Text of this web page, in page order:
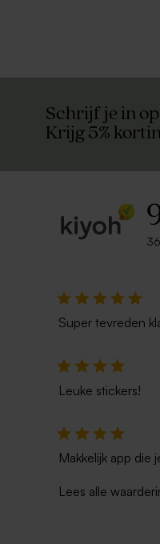
Schrijf je in
Krijg 5%
Super tevreden
Leuke stickers!
Makkelijk app die
Lees alle